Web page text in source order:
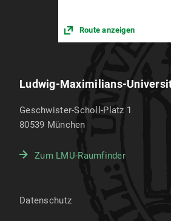
Route anzeigen
Ludwig-Maximilians-
Geschwister-Scholl-Platz 1
80539 München
Zum LMU-Raumfinder
Datenschutz